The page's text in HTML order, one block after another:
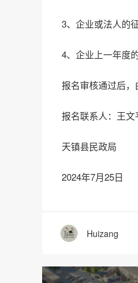
3、企业或法人的
4、企业上一年度
报名审核通过后，
报名联系人：王
天镇县民政局
2024年7月25日
Huizang